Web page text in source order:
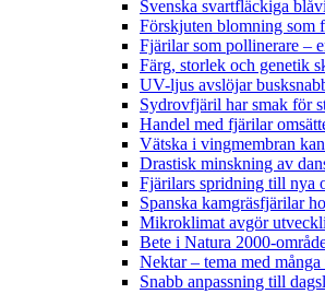
Svenska svartfläckiga
Förskjuten blomning som
Fjärilar som pollinerare –
Färg, storlek och genetik
UV-ljus avslöjar
Sydrovfjäril har smak för
Handel med fjärilar
Vätska i vingmembran
Drastisk minskning av
Fjärilars spridning till nya
Spanska kamgräsfjärilar
Mikroklimat avgör
Bete i Natura 2000-
Nektar – tema med
Snabb anpassning till